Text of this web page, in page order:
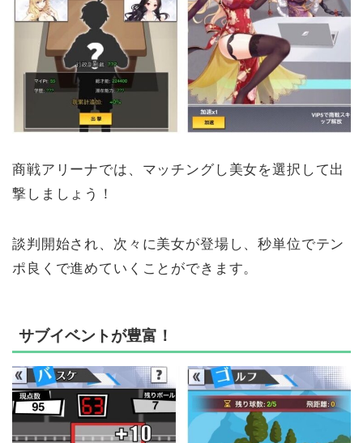
商戦アリーナでは、マッチングし美女を選択して出
撃しましょう！
談判開始され、次々に美女が登場し、秒単位でテン
ポ良くで進めていくことができます。
サブイベントが豊富！